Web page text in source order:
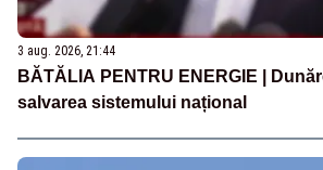
3 aug. 2026, 21:44
BĂTĂLIA PENTRU ENERGIE |
salvarea sistemului național